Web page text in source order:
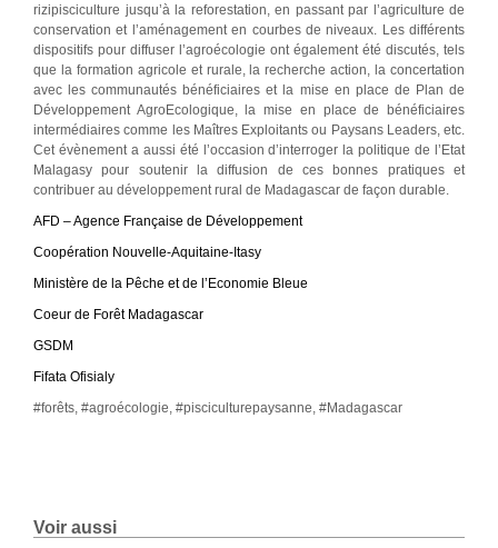
rizipisciculture jusqu’à la reforestation, en passant par l’agriculture de
conservation et l’aménagement en courbes de niveaux. Les différents
dispositifs pour diffuser l’agroécologie ont également été discutés, tels
que la formation agricole et rurale, la recherche action, la concertation
avec les communautés bénéficiaires et la mise en place de Plan de
Développement AgroEcologique, la mise en place de bénéficiaires
intermédiaires comme les Maîtres Exploitants ou Paysans Leaders, etc.
Cet évènement a aussi été l’occasion d’interroger la politique de l’Etat
Malagasy pour soutenir la diffusion de ces bonnes pratiques et
contribuer au développement rural de Madagascar de façon durable.
AFD – Agence Française de Développement
Coopération Nouvelle-Aquitaine-Itasy
Ministère de la Pêche et de l’Economie Bleue
Coeur de Forêt Madagascar
GSDM
Fifata Ofisialy
#forêts, #agroécologie, #pisciculturepaysanne, #Madagascar
Voir aussi